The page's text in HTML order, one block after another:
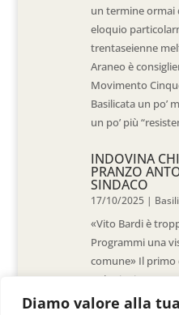
Diamo valore alla
un termine ormai
eloquio
trentaseienne
Araneo è
Movimento
Basilicata un po’
un po’ più
INDOVINA
PRANZO
SINDACO
17/10/2025 |
«Vito Bardi è
Programmi una
comune» Il
«L’ho invitato a
al Pantano, ma